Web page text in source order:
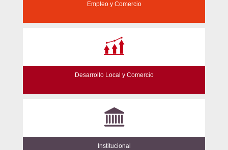
Empleo y Comercio
Desarrollo Local y Comercio
Institucional